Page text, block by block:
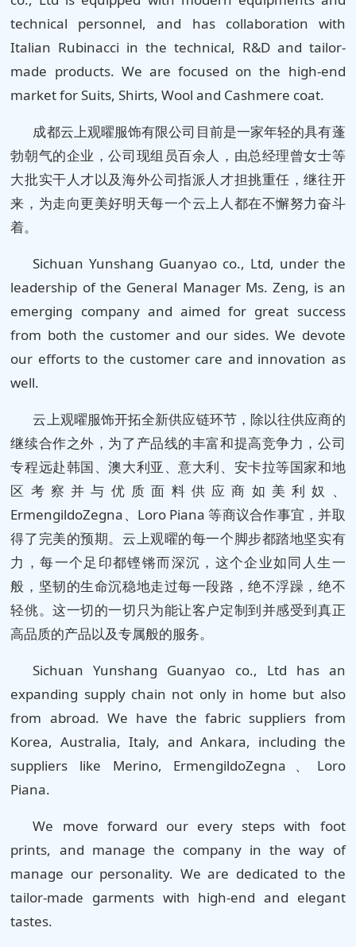
technical personnel, and has collaboration with
Italian Rubinacci in the technical, R&D and tailor-
made products. We are focused on the high-end
market for Suits, Shirts, Wool and Cashmere coat.
成都云上观曜服饰有限公司目前是一家年轻的具有蓬
勃朝气的企业，公司现组员百余人，由总经理曾女士等
大批实干人才以及海外公司指派人才担挑重任，继往开
来，为走向更美好明天每一个云上人都在不懈努力奋斗
着。
Sichuan Yunshang Guanyao co., Ltd, under the
leadership of the General Manager Ms. Zeng, is an
emerging company and aimed for great success
from both the customer and our sides. We devote
our efforts to the customer care and innovation as
well.
云上观曜服饰开拓全新供应链环节，除以往供应商的
继续合作之外，为了产品线的丰富和提高竞争力，公司
专程远赴韩国、澳大利亚、意大利、安卡拉等国家和地
区考察并与优质面料供应商如美利奴、
ErmengildoZegna、Loro Piana 等商议合作事宜，并取
得了完美的预期。云上观曜的每一个脚步都踏地坚实有
力，每一个足印都铿锵而深沉，这个企业如同人生一
般，坚韧的生命沉稳地走过每一段路，绝不浮躁，绝不
轻佻。这一切的一切只为能让客户定制到并感受到真正
高品质的产品以及专属般的服务。
Sichuan Yunshang Guanyao co., Ltd has an
expanding supply chain not only in home but also
from abroad. We have the fabric suppliers from
Korea, Australia, Italy, and Ankara, including the
suppliers like Merino, ErmengildoZegna、Loro
Piana.
We move forward our every steps with foot
prints, and manage the company in the way of
manage our personality. We are dedicated to the
tailor-made garments with high-end and elegant
tastes.